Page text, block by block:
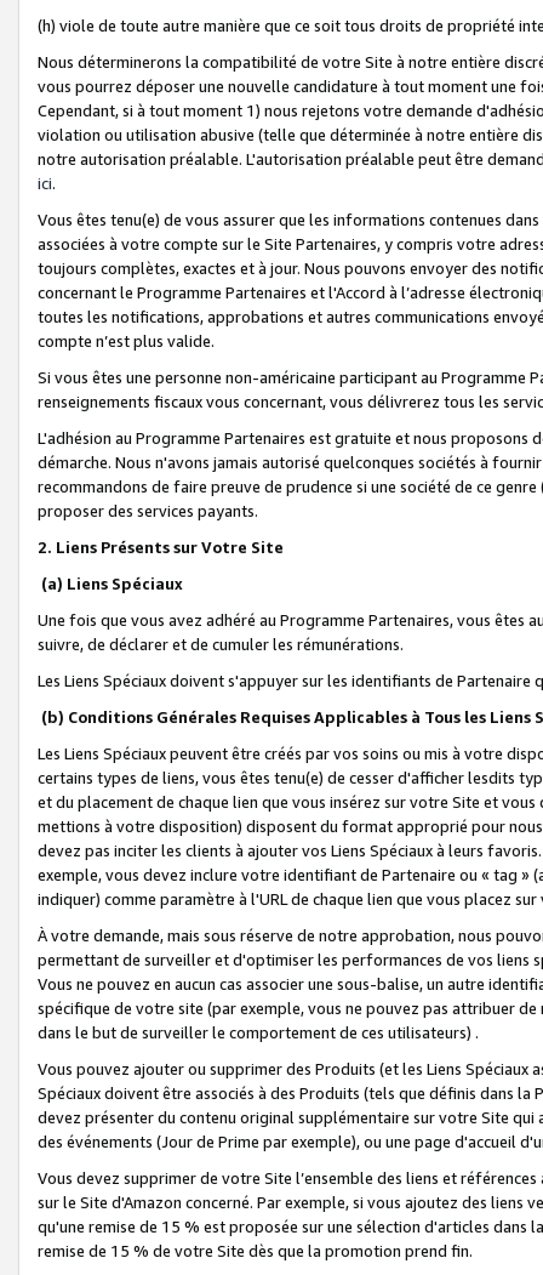
(h) viole de toute autre manière que ce soit tous droits de propriété
Nous déterminerons la compatibilité de votre Site à notre entière
vous pourrez déposer une nouvelle candidature à tout moment une
Cependant, si à tout moment 1) nous rejetons votre demande
violation ou utilisation abusive (telle que déterminée à notre entière
notre autorisation préalable. L'autorisation préalable peut être
ici.
Vous êtes tenu(e) de vous assurer que les informations contenues
associées à votre compte sur le Site Partenaires, y compris votre
toujours complètes, exactes et à jour. Nous pouvons envoyer des
concernant le Programme Partenaires et l'Accord à l’adresse
toutes les notifications, approbations et autres communications
compte n’est plus valide.
Si vous êtes une personne non-américaine participant au
renseignements fiscaux vous concernant, vous délivrerez tous les
L'adhésion au Programme Partenaires est gratuite et nous proposons
démarche. Nous n'avons jamais autorisé quelconques sociétés à
recommandons de faire preuve de prudence si une société de ce
proposer des services payants.
2. Liens Présents sur Votre Site
(a) Liens Spéciaux
Une fois que vous avez adhéré au Programme Partenaires, vous êtes
suivre, de déclarer et de cumuler les rémunérations.
Les Liens Spéciaux doivent s'appuyer sur les identifiants de Partenaire
(b) Conditions Générales Requises Applicables à Tous les Liens
Les Liens Spéciaux peuvent être créés par vos soins ou mis à votre
certains types de liens, vous êtes tenu(e) de cesser d'afficher lesdits
et du placement de chaque lien que vous insérez sur votre Site et
mettions à votre disposition) disposent du format approprié pour
devez pas inciter les clients à ajouter vos Liens Spéciaux à leurs
exemple, vous devez inclure votre identifiant de Partenaire ou « tag
indiquer) comme paramètre à l'URL de chaque lien que vous placez
À votre demande, mais sous réserve de notre approbation, nous
permettant de surveiller et d'optimiser les performances de vos liens
Vous ne pouvez en aucun cas associer une sous-balise, un autre
spécifique de votre site (par exemple, vous ne pouvez pas attribuer
dans le but de surveiller le comportement de ces utilisateurs) .
Vous pouvez ajouter ou supprimer des Produits (et les Liens
Spéciaux doivent être associés à des Produits (tels que définis dans
devez présenter du contenu original supplémentaire sur votre Site qui
des événements (Jour de Prime par exemple), ou une page d'accueil
Vous devez supprimer de votre Site l’ensemble des liens et
sur le Site d'Amazon concerné. Par exemple, si vous ajoutez des
qu'une remise de 15 % est proposée sur une sélection d'articles
remise de 15 % de votre Site dès que la promotion prend fin.